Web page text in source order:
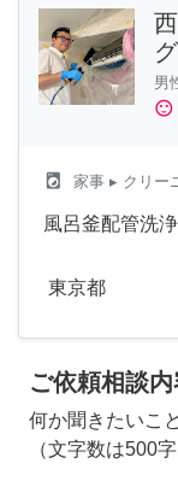
グ
男
sentiment_satisfied
local_laundry_service 家事 ▸ クリー
風呂釜配管洗浄
東京都
ご依頼相談
何か聞きたいこ
（文字数は500字